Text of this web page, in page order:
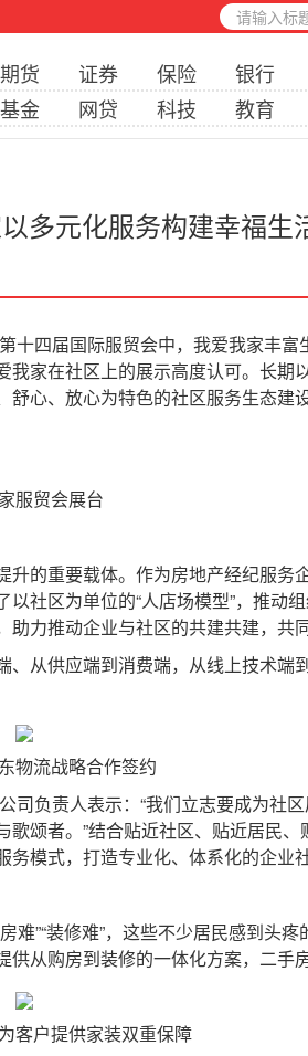
期货 证券 保险 银行
基金 网贷 科技 教育
多元化服务构建幸福生
四届国际服贸会中，我爱我家丰富
家在社区上的展示高度认可。长期
心、放心为特色的社区服务生态建
服贸会展台
的重要载体。作为房地产经纪服务
社区为单位的“人店场模型”，推动
力推动企业与社区的共建共建，共同
供应端到消费端，从线上技术端
物流战略合作签约
负责人表示：“我们立志要成为社
颂者。”结合贴近社区、贴近居民
模式，打造专业化、体系化的企业
”“装修难”，这些不少居民感到头
从购房到装修的一体化方案，二手房
客户提供家装双重保障